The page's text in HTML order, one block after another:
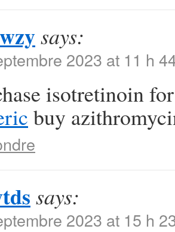
says:
2023 at 11 h
isotretinoin
buy
says:
2023 at 15 h